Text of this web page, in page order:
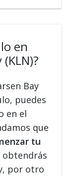
en
Bay
puedes
en el
que
tu
obtendrás
por otro